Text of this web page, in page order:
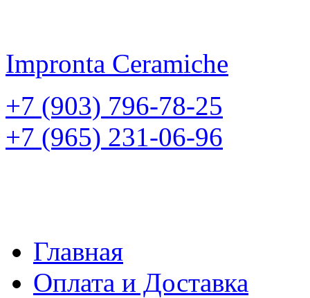
Impronta Ceramiche
+7 (903) 796-78-25
+7 (965) 231-06-96
Главная
Оплата и Доставка